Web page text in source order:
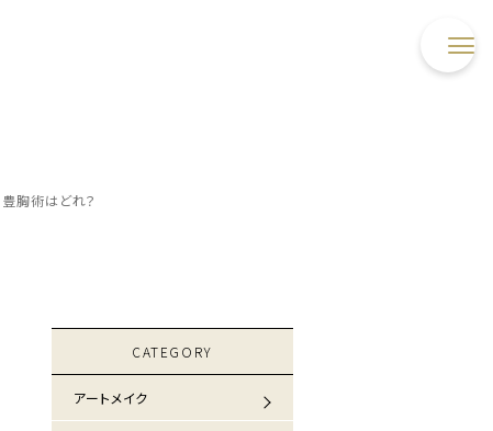
胸術はどれ？
CATEGORY
アートメイク